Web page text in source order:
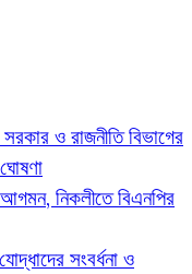
ও রাজনীতি বিভাগের
নিকলীতে বিএনপির
সংবর্ধনা ও